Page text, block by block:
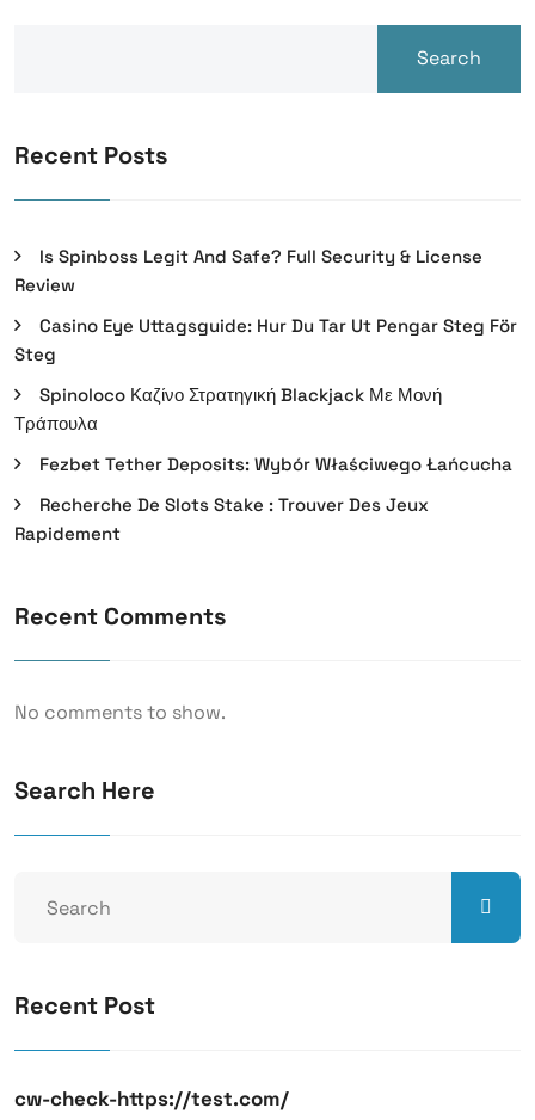
Search
Recent Posts
Is Spinboss Legit And Safe? Full Security & License
Review
Casino Eye Uttagsguide: Hur Du Tar Ut Pengar Steg För
Steg
Spinoloco Καζίνο Στρατηγική Blackjack Με Μονή
Τράπουλα
Fezbet Tether Deposits: Wybór Właściwego Łańcucha
Recherche De Slots Stake : Trouver Des Jeux
Rapidement
Recent Comments
No comments to show.
Search Here
Recent Post
cw-check-https://test.com/